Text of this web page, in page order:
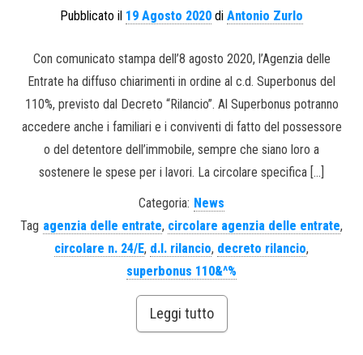
Pubblicato il 19 Agosto 2020 di Antonio Zurlo
Con comunicato stampa dell’8 agosto 2020, l’Agenzia delle
Entrate ha diffuso chiarimenti in ordine al c.d. Superbonus del
110%, previsto dal Decreto “Rilancio”. Al Superbonus potranno
accedere anche i familiari e i conviventi di fatto del possessore
o del detentore dell’immobile, sempre che siano loro a
sostenere le spese per i lavori. La circolare specifica […]
Categoria: News
Tag agenzia delle entrate, circolare agenzia delle entrate,
circolare n. 24/E, d.l. rilancio, decreto rilancio,
superbonus 110&^%
Leggi tutto